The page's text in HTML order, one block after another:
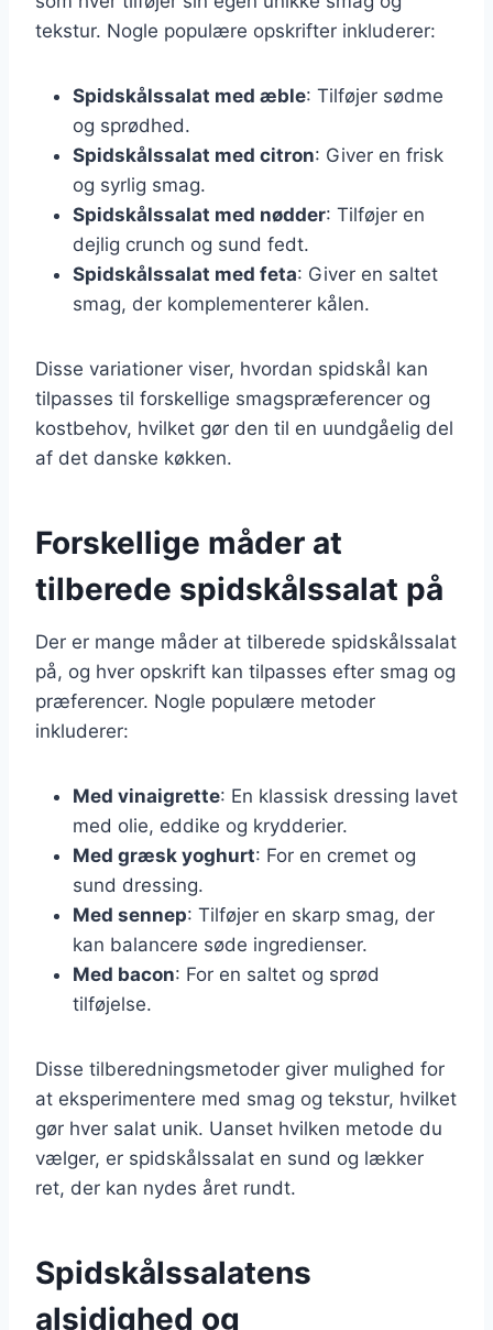
tekstur. Nogle populære opskrifter inkluderer:
Spidskålssalat med æble: Tilføjer sødme
og sprødhed.
Spidskålssalat med citron: Giver en frisk
og syrlig smag.
Spidskålssalat med nødder: Tilføjer en
dejlig crunch og sund fedt.
Spidskålssalat med feta: Giver en saltet
smag, der komplementerer kålen.
Disse variationer viser, hvordan spidskål kan
tilpasses til forskellige smagspræferencer og
kostbehov, hvilket gør den til en uundgåelig del
af det danske køkken.
Forskellige måder at
tilberede spidskålssalat på
Der er mange måder at tilberede spidskålssalat
på, og hver opskrift kan tilpasses efter smag og
præferencer. Nogle populære metoder
inkluderer:
Med vinaigrette: En klassisk dressing lavet
med olie, eddike og krydderier.
Med græsk yoghurt: For en cremet og
sund dressing.
Med sennep: Tilføjer en skarp smag, der
kan balancere søde ingredienser.
Med bacon: For en saltet og sprød
tilføjelse.
Disse tilberedningsmetoder giver mulighed for
at eksperimentere med smag og tekstur, hvilket
gør hver salat unik. Uanset hvilken metode du
vælger, er spidskålssalat en sund og lækker
ret, der kan nydes året rundt.
Spidskålssalatens
alsidighed og